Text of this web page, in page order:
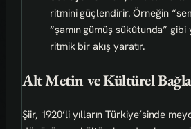
ritmini güçlendirir. Örneğin
“şamın gümüş sükûtunda” gibi
ritmik bir akış yaratır.
Alt Metin ve Kültürel
Şiir, 1920’li yılların Türkiye’sinde